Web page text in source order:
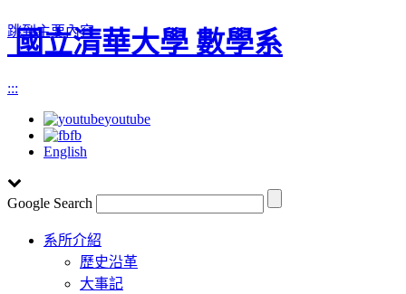
跳到主要內容
國立清華大學 數學系
:::
youtube
fb
English
Google Search
Toggle
navigation
系所介紹
歷史沿革
大事記